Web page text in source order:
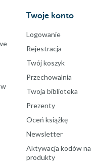
Twoje konto
Logowanie
Rejestracja
Twój koszyk
Przechowalnia
Twoja biblioteka
Prezenty
Oceń książkę
Newsletter
Aktywacja kodów na
produkty